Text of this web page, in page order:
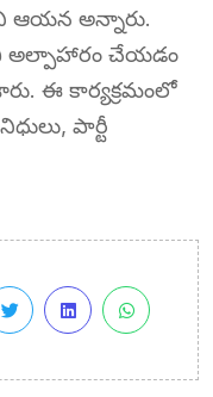
ఆయన అన్నారు.
అల్పాహారం చేయడం
ఈ కార్యక్రమంలో
పార్టీ